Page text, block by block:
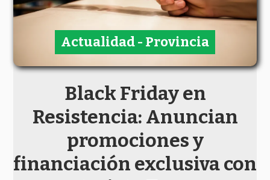
Black Friday en
Resistencia: Anuncian
promociones y
financiación exclusiva con
Actualidad - Provincia